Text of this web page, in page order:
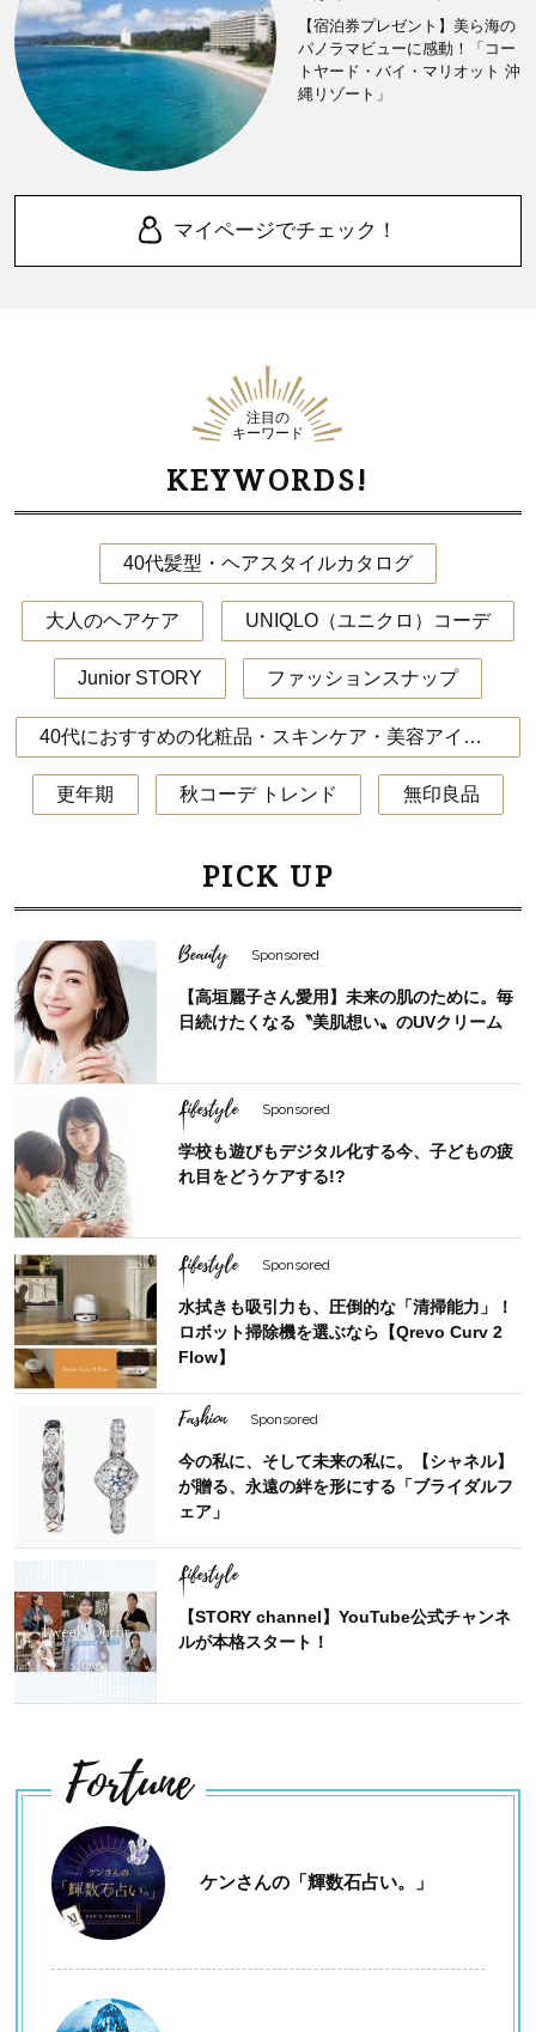
【宿泊券プレゼント】美ら海の
パノラマビューに感動！「コー
トヤード・バイ・マリオット 沖
縄リゾート」
マイページでチェック！
注目の
キーワード
KEYWORDS!
40代髪型・ヘアスタイルカタログ
大人のヘアケア UNIQLO（ユニクロ）コーデ
Junior STORY ファッションスナップ
40代におすすめの化粧品・スキンケア・美容アイテム
更年期 秋コーデ トレンド 無印良品
PICK UP
Beauty Sponsored
【高垣麗子さん愛用】未来の肌のために。毎
日続けたくなる〝美肌想い〟のUVクリーム
Lifestyle Sponsored
学校も遊びもデジタル化する今、子どもの疲
れ目をどうケアする!?
Lifestyle Sponsored
水拭きも吸引力も、圧倒的な「清掃能力」！
ロボット掃除機を選ぶなら【Qrevo Curv 2
Flow】
Fashion Sponsored
今の私に、そして未来の私に。【シャネル】
が贈る、永遠の絆を形にする「ブライダルフ
ェア」
Lifestyle
【STORY channel】YouTube公式チャンネ
ルが本格スタート！
Fortune
ケンさんの「輝数石占い。」